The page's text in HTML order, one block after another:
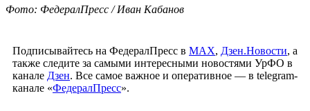
Фото: ФедералПресс / Иван Кабанов
Подписывайтесь на ФедералПресс в МАХ, Дзен.Новости, а
также следите за самыми интересными новостями УрФО в
канале Дзен. Все самое важное и оперативное — в telegram-
канале «ФедералПресс».